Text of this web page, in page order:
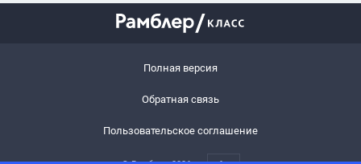
Полная версия
Обратная связь
Пользовательское соглашение